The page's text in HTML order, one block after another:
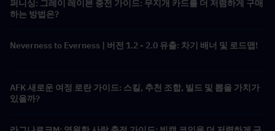
퍼니싱: 그레이 레이븐 충전 가이드: 무지개 카드를 더 저렴하게 구매
하는 방법은?
Neverness to Everness | 버전 1.2 - 2.0 유출: 차기 배너 및 로드맵!
AFK 새로운 여정 로란 가이드: 스킬, 추천 조합, 빌드 및 뽑을 가치가
있을까?